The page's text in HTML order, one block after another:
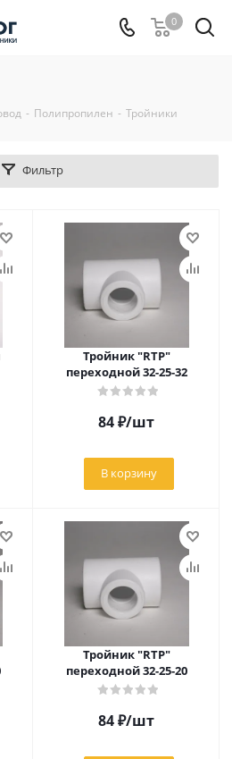
0
- Полипропилен - Тройники
Фильтр
Тройник "RTP"
переходной 32-25-32
84₽/шт
В корзину
Тройник "RTP"
переходной 32-25-20
84₽/шт